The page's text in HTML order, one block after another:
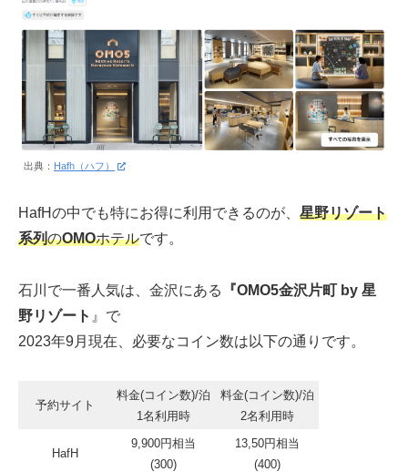
出典： Hafh（ハフ）
HafHの中でも特にお得に利用できるのが、 星野リゾート
系列のOMOホテルです。
石川で一番人気は、金沢にある
『OMO5金沢片町 by 星
野リゾート 』で
2023年9月現在、必要なコイン数は以下の通りです。
予約サイト
料金(コイン数)/泊
1名利用時
料金(コイン数)/泊
2名利用時
HafH
9,900円相当
(300)
13,50円相当
(400)